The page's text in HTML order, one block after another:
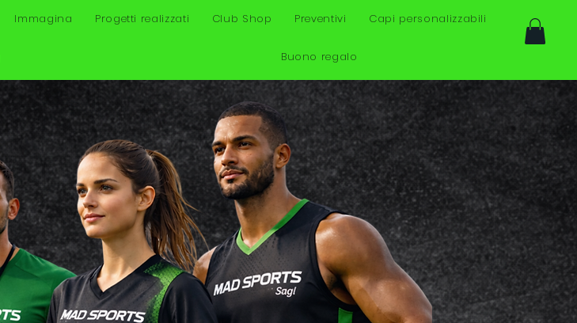
Immagina Progetti realizzati Club Shop Preventivi Capi personalizzabili
Buono regalo